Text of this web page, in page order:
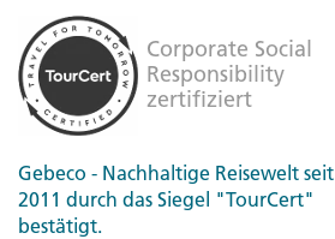
Gebeco - Nachhaltige Reisewelt seit
2011 durch das Siegel "TourCert"
bestätigt.